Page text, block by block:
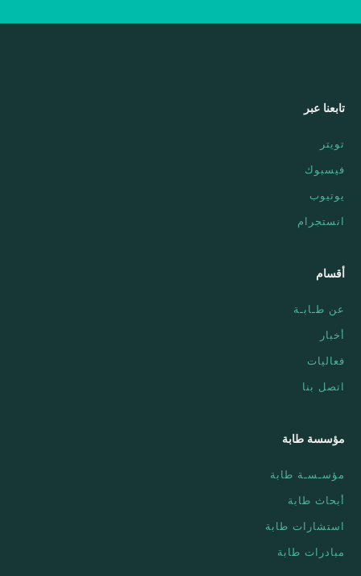
تابعنا عبر
تويتر
فيسبوك
يوتيوب
انستجرام
أقسام
عن طـابـة
أخبار
فعاليات
اتصل بنا
مؤسسة طابة
مؤسـسـة طابة
أبحاث طابة
استشارات طابة
مبادرات طابة